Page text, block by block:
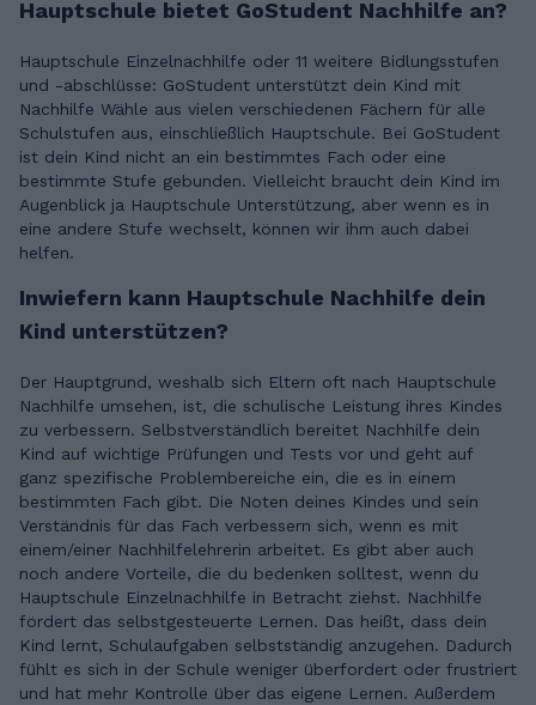
Hauptschule bietet GoStudent Nachhilfe an?
Hauptschule Einzelnachhilfe oder 11 weitere Bidlungsstufen
und -abschlüsse: GoStudent unterstützt dein Kind mit
Nachhilfe Wähle aus vielen verschiedenen Fächern für alle
Schulstufen aus, einschließlich Hauptschule. Bei GoStudent
ist dein Kind nicht an ein bestimmtes Fach oder eine
bestimmte Stufe gebunden. Vielleicht braucht dein Kind im
Augenblick ja Hauptschule Unterstützung, aber wenn es in
eine andere Stufe wechselt, können wir ihm auch dabei
helfen.
Inwiefern kann Hauptschule Nachhilfe dein
Kind unterstützen?
Der Hauptgrund, weshalb sich Eltern oft nach Hauptschule
Nachhilfe umsehen, ist, die schulische Leistung ihres Kindes
zu verbessern. Selbstverständlich bereitet Nachhilfe dein
Kind auf wichtige Prüfungen und Tests vor und geht auf
ganz spezifische Problembereiche ein, die es in einem
bestimmten Fach gibt. Die Noten deines Kindes und sein
Verständnis für das Fach verbessern sich, wenn es mit
einem/einer Nachhilfelehrerin arbeitet. Es gibt aber auch
noch andere Vorteile, die du bedenken solltest, wenn du
Hauptschule Einzelnachhilfe in Betracht ziehst. Nachhilfe
fördert das selbstgesteuerte Lernen. Das heißt, dass dein
Kind lernt, Schulaufgaben selbstständig anzugehen. Dadurch
fühlt es sich in der Schule weniger überfordert oder frustriert
und hat mehr Kontrolle über das eigene Lernen. Außerdem